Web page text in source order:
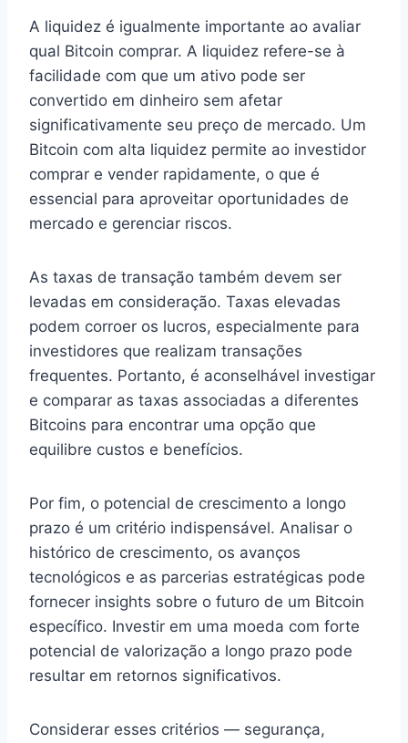
A liquidez é igualmente importante ao avaliar
qual Bitcoin comprar. A liquidez refere-se à
facilidade com que um ativo pode ser
convertido em dinheiro sem afetar
significativamente seu preço de mercado. Um
Bitcoin com alta liquidez permite ao investidor
comprar e vender rapidamente, o que é
essencial para aproveitar oportunidades de
mercado e gerenciar riscos.
As taxas de transação também devem ser
levadas em consideração. Taxas elevadas
podem corroer os lucros, especialmente para
investidores que realizam transações
frequentes. Portanto, é aconselhável investigar
e comparar as taxas associadas a diferentes
Bitcoins para encontrar uma opção que
equilibre custos e benefícios.
Por fim, o potencial de crescimento a longo
prazo é um critério indispensável. Analisar o
histórico de crescimento, os avanços
tecnológicos e as parcerias estratégicas pode
fornecer insights sobre o futuro de um Bitcoin
específico. Investir em uma moeda com forte
potencial de valorização a longo prazo pode
resultar em retornos significativos.
Considerar esses critérios — segurança,